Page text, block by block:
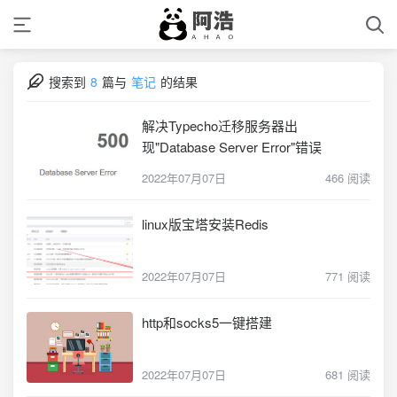
搜索到 8 篇与 笔记 的结果
解决Typecho迁移服务器出
现"Database Server Error"错误
2022年07月07日 466 阅读
linux版宝塔安装Redis
2022年07月07日 771 阅读
http和socks5一键搭建
2022年07月07日 681 阅读